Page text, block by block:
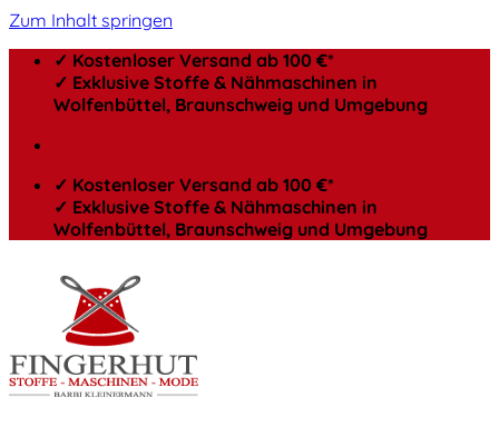
Zum Inhalt springen
✓ Kostenloser Versand ab 100 €*
✓ Exklusive Stoffe & Nähmaschinen in
Wolfenbüttel, Braunschweig und Umgebung
✓ Kostenloser Versand ab 100 €*
✓ Exklusive Stoffe & Nähmaschinen in
Wolfenbüttel, Braunschweig und Umgebung